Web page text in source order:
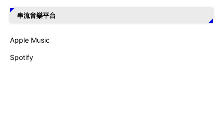
串流音樂平台
Apple Music
Spotify